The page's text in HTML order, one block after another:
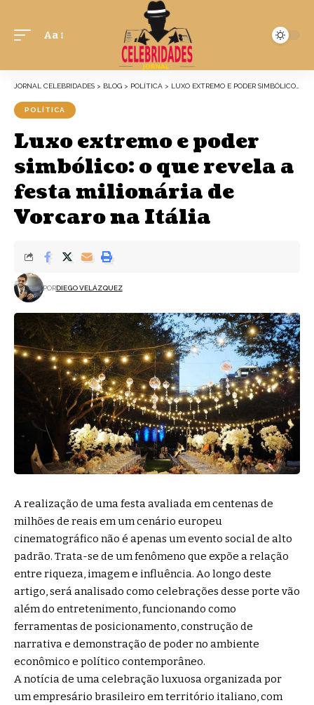
Aa
JORNAL CELEBRIDADES > BLOG > POLÍTICA > LUXO EXTREMO E PODER SIMBÓLICO: O QUE REVELA A FESTA MILIONÁRIA DE VORCARO NA ITÁLIA
POLÍTICA
Luxo extremo e poder
simbólico: o que revela a
festa milionária de
Vorcaro na Itália
PORDIEGO VELÁZQUEZ
A realização de uma festa avaliada em centenas de
milhões de reais em um cenário europeu
cinematográfico não é apenas um evento social de alto
padrão. Trata-se de um fenômeno que expõe a relação
entre riqueza, imagem e influência. Ao longo deste
artigo, será analisado como celebrações desse porte vão
além do entretenimento, funcionando como
ferramentas de posicionamento, construção de
narrativa e demonstração de poder no ambiente
econômico e político contemporâneo.
A notícia de uma celebração luxuosa organizada por
um empresário brasileiro em território italiano, com